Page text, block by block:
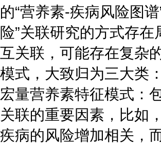
的“营养素-疾病风险图
险”关联研究的方式存
互关联，可能存在复杂
模式，大致归为三大类：
宏量营养素特征模式：
关联的重要因素，比如
疾病的风险增加相关，